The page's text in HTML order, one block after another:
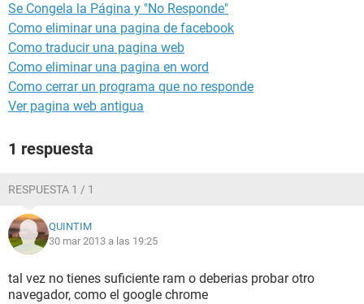
Se Congela la Página y "No Responde"
Como eliminar una pagina de facebook
Como traducir una pagina web
Como eliminar una pagina en word
Como cerrar un programa que no responde
Ver pagina web antigua
1 respuesta
RESPUESTA 1 / 1
QUINTIM
30 mar 2013 a las 19:25
tal vez no tienes suficiente ram o deberias probar otro
navegador, como el google chrome